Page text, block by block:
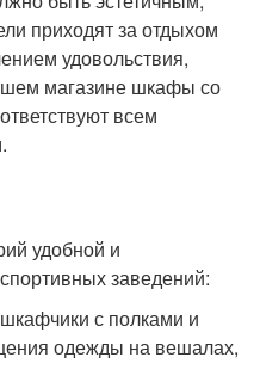
приходят за отдыхом
удовольствия,
магазине шкафы со
всем
удобной и
заведений:
с полками и
одежды на вешалах,